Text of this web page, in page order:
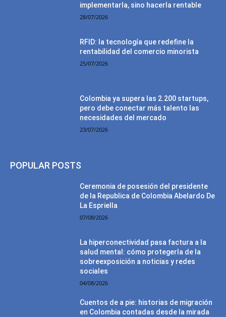
implementarla, sino hacerla rentable
28/07/2026
RFID: la tecnología que redefine la
rentabilidad del comercio minorista
25/07/2026
Colombia ya supera las 2.200 startups,
pero debe conectar más talento las
necesidades del mercado
23/07/2026
POPULAR POSTS
Ceremonia de posesión del presidente
de la Republica de Colombia Abelardo De
La Espriella
07/08/2026
La hiperconectividad pasa factura a la
salud mental: cómo protegerla de la
sobreexposición a noticias y redes
sociales
04/08/2026
Cuentos de a pie: historias de migración
en Colombia contadas desde la mirada